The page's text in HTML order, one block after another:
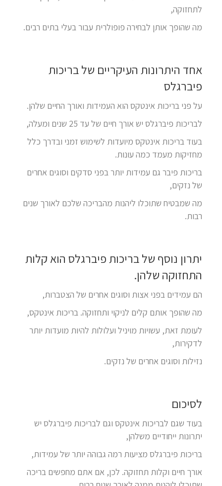
לתחזוקה,
מה שהופך אותן לבחירה פופולרית עבור בעלי בתים רבים.
אחד היתרונות העיקריים של בריכות
פיברגלס
על פני בריכות אינטקס הוא העמידות ואורך החיים שלהן.
לבריכות פיברגלס יש אורך חיים של עד 25 שנים ומעלה,
בעוד בריכות אינטקס מיועדות לשימוש זמני ובדרך כלל
מחזיקות מעמד כמה עונות.
בריכות פיבר גם עמידות יותר בפני סדקים וסוגים אחרים
של נזקים,
מה שמבטיח שתוכלו ליהנות מהבריכה שלכם לאורך שנים
רבות.
יתרון נוסף של בריכות פיברגלס הוא קלות
התחזוקה שלהן.
הם עמידים בפני אצות וסוגים אחרים של הצטברות,
מה שהופך אותם קלים לניקוי ותחזוקה. בריכות אינטקס,
לעומת זאת, עשויות מויניל ועלולות להיות מועדות יותר
לדקירות,
נזילות וסוגים אחרים של נזקים.
לסיכום
בעוד שגם לבריכות אינטקס וגם לבריכות פיברגלס יש
יתרונות ייחודיים משלהן,
בריכות פיברגלס מציעות רמה גבוהה יותר של עמידות,
אורך חיים וקלות תחזוקה. לכן, אם אתם מחפשים בריכה